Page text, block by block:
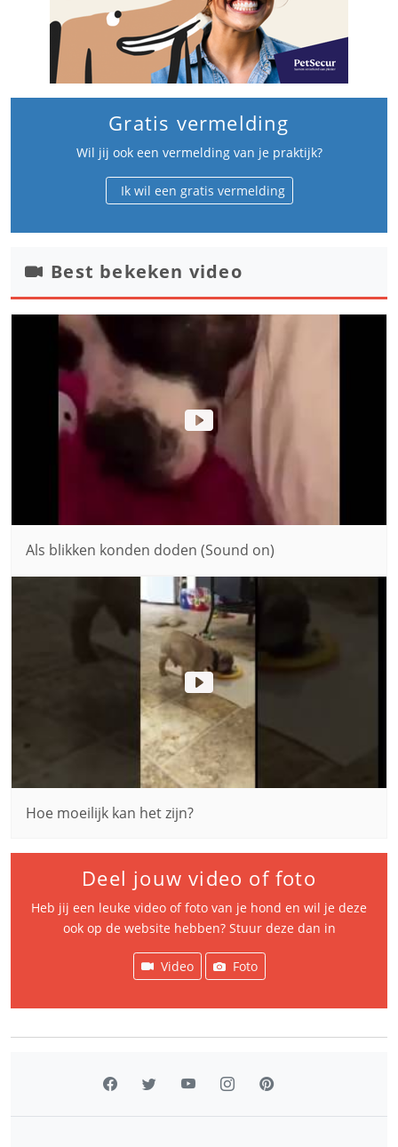
Gratis vermelding
Wil jij ook een vermelding van je praktijk?
Ik wil een gratis vermelding
Best bekeken video
Als blikken konden doden (Sound on)
Hoe moeilijk kan het zijn?
Deel jouw video of foto
Heb jij een leuke video of foto van je hond en wil je deze
ook op de website hebben? Stuur deze dan in
Video Foto